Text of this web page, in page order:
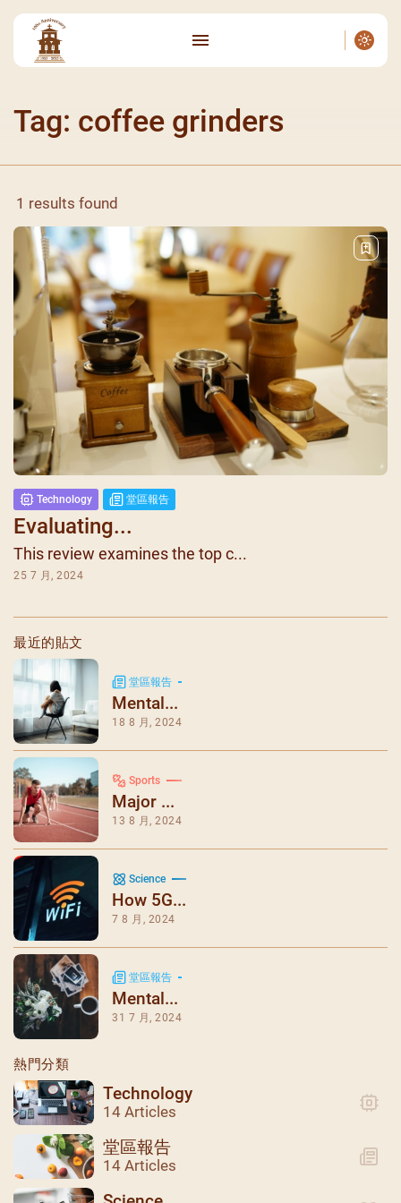
Tag: coffee grinders
1 results found
Technology 堂區報告
Evaluating...
This review examines the top c...
25 7 月, 2024
最近的貼文
堂區報告
Mental...
18 8 月, 2024
Sports
Major ...
13 8 月, 2024
Science
How 5G...
7 8 月, 2024
堂區報告
Mental...
31 7 月, 2024
熱門分類
Technology
14 Articles
堂區報告
14 Articles